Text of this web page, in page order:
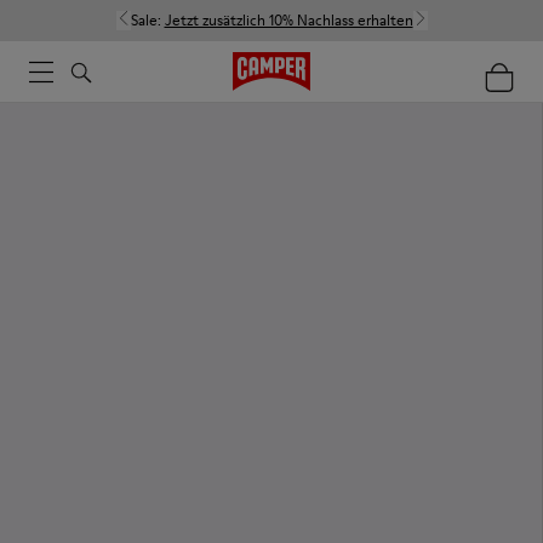
Sale: Jetzt zusätzlich 10% Nachlass erhalten